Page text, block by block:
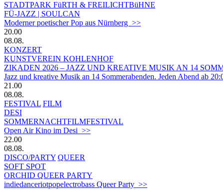
STADTPARK FüRTH & FREILICHTBüHNE
FÜ-JAZZ | SOULCAN
Moderner poetischer Pop aus Nürnberg >>
20.00
08.08.
KONZERT
KUNSTVEREIN KOHLENHOF
ZIKADEN 2026 – JAZZ UND KREATIVE MUSIK AN 14
Jazz und kreative Musik an 14 Sommerabenden. Jeden Abend ab
21.00
08.08.
FESTIVAL FILM
DESI
SOMMERNACHTFILMFESTIVAL
Open Air Kino im Desi >>
22.00
08.08.
DISCO/PARTY QUEER
SOFT SPOT
ORCHID QUEER PARTY
indiedanceriotpopelectrobass Queer Party >>